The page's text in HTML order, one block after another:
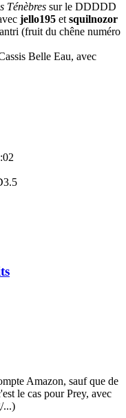
Ténèbres sur le DDDDD
jello195 et squilnozor
(fruit du chêne numéro
Belle Eau, avec
Amazon, sauf que de
le cas pour Prey, avec
...)